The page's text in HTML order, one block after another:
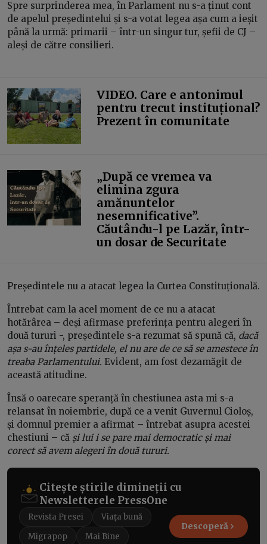
Spre surprinderea mea, în Parlament nu s-a ținut cont
de apelul președintelui și s-a votat legea așa cum a ieșit
până la urmă: primarii – într-un singur tur, șefii de CJ –
aleși de către consilieri.
VIDEO. Care e antonimul
pentru trecut instituțional?
Prezent în comunitate
„După ce vremea va
elimina zgura
amănuntelor
nesemnificative”.
Căutându-l pe Lazăr, într-
un dosar de Securitate
Președintele nu a atacat legea la Curtea Constituțională.
Întrebat cam la acel moment de ce nu a atacat
hotărârea – deși afirmase preferința pentru alegeri în
două tururi -, președintele s-a rezumat să spună că, dacă
așa s-au înțeles partidele, el nu are de ce să se amestece în
treaba Parlamentului. Evident, am fost dezamăgit de
această atitudine.
Însă o oarecare speranță în chestiunea asta mi s-a
relansat în noiembrie, după ce a venit Guvernul Cioloș,
și domnul premier a afirmat – întrebat asupra acestei
chestiuni – că și lui i se pare mai democratic și mai
corect să avem alegeri în două tururi.
Citește știrile dimineții cu
Newsletterele PressOne
Revista Presei
Viața bună
Migrapop
Mai Bine
Descoperă